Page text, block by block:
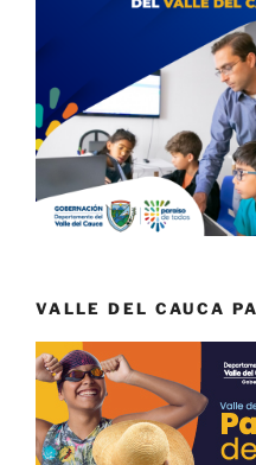
VALLE DEL CAUCA